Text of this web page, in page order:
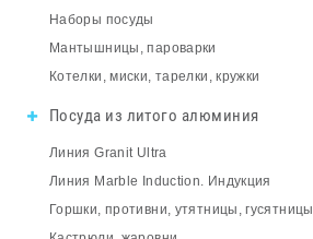
Наборы посуды
Мантышницы, пароварки
Котелки, миски, тарелки, кружки
Посуда из литого алюминия
Линия Granit Ultra
Линия Marble Induction. Индукция
Горшки, противни, утятницы, гусятницы